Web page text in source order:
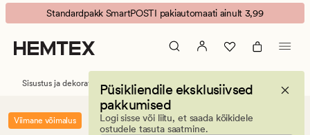
Sirius
xlarge
latern
hall
Animated
banner.
Press
ESCAPE
Standardpakk SmartPOSTI pakiautomaati ainult 3,99
Püsikliendile eksklusiivsed
pakkumised
Logi sisse või liitu, et saada kõikidele
ostudele tasuta saatmine.
Sisustus ja dekoratiivesemed Laternad
Viimane võimalus